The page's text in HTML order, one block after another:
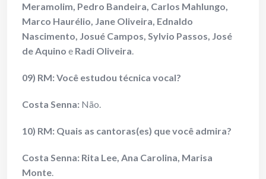
Meramolim, Pedro Bandeira, Carlos Mahlungo,
Marco Haurélio, Jane Oliveira, Ednaldo
Nascimento, Josué Campos, Sylvio Passos, José
de Aquino e Radi Oliveira.
09) RM: Você estudou técnica vocal?
Costa Senna: Não.
10) RM: Quais as cantoras(es) que você admira?
Costa Senna: Rita Lee, Ana Carolina, Marisa
Monte.